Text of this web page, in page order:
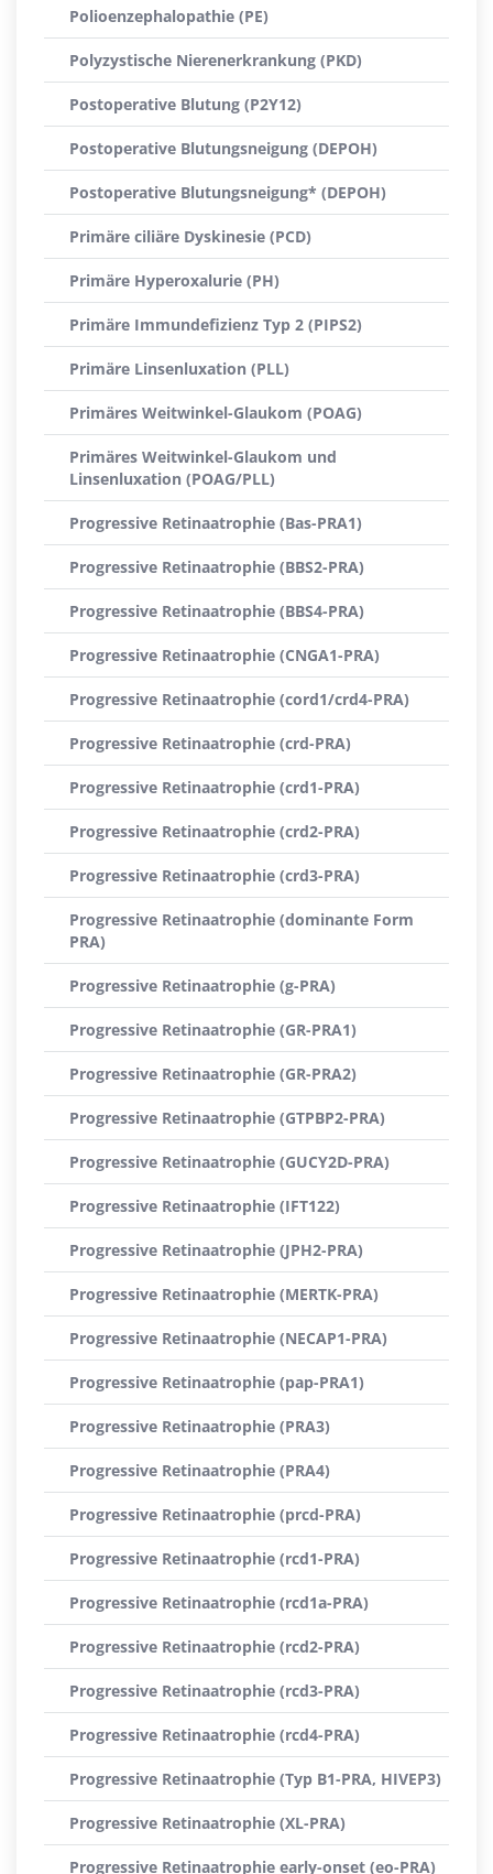
Polioenzephalopathie (PE)
Polyzystische Nierenerkrankung (PKD)
Postoperative Blutung (P2Y12)
Postoperative Blutungsneigung (DEPOH)
Postoperative Blutungsneigung* (DEPOH)
Primäre ciliäre Dyskinesie (PCD)
Primäre Hyperoxalurie (PH)
Primäre Immundefizienz Typ 2 (PIPS2)
Primäre Linsenluxation (PLL)
Primäres Weitwinkel-Glaukom (POAG)
Primäres Weitwinkel-Glaukom und
Linsenluxation (POAG/PLL)
Progressive Retinaatrophie (Bas-PRA1)
Progressive Retinaatrophie (BBS2-PRA)
Progressive Retinaatrophie (BBS4-PRA)
Progressive Retinaatrophie (CNGA1-PRA)
Progressive Retinaatrophie (cord1/crd4-PRA)
Progressive Retinaatrophie (crd-PRA)
Progressive Retinaatrophie (crd1-PRA)
Progressive Retinaatrophie (crd2-PRA)
Progressive Retinaatrophie (crd3-PRA)
Progressive Retinaatrophie (dominante Form
PRA)
Progressive Retinaatrophie (g-PRA)
Progressive Retinaatrophie (GR-PRA1)
Progressive Retinaatrophie (GR-PRA2)
Progressive Retinaatrophie (GTPBP2-PRA)
Progressive Retinaatrophie (GUCY2D-PRA)
Progressive Retinaatrophie (IFT122)
Progressive Retinaatrophie (JPH2-PRA)
Progressive Retinaatrophie (MERTK-PRA)
Progressive Retinaatrophie (NECAP1-PRA)
Progressive Retinaatrophie (pap-PRA1)
Progressive Retinaatrophie (PRA3)
Progressive Retinaatrophie (PRA4)
Progressive Retinaatrophie (prcd-PRA)
Progressive Retinaatrophie (rcd1-PRA)
Progressive Retinaatrophie (rcd1a-PRA)
Progressive Retinaatrophie (rcd2-PRA)
Progressive Retinaatrophie (rcd3-PRA)
Progressive Retinaatrophie (rcd4-PRA)
Progressive Retinaatrophie (Typ B1-PRA, HIVEP3)
Progressive Retinaatrophie (XL-PRA)
Progressive Retinaatrophie early-onset (eo-PRA)